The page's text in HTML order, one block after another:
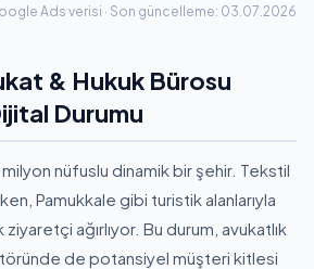
Ads verisi · Son güncelleme: 03.07.2026
& Hukuk Bürosu
Durumu
nüfuslu dinamik bir şehir. Tekstil
Pamukkale gibi turistik alanlarıyla
ağırlıyor. Bu durum, avukatlık
de potansiyel müşteri kitlesi